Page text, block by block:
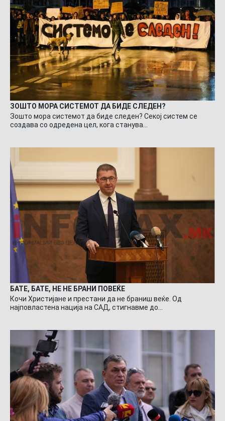
ЗОШТО МОРА СИСТЕМОТ ДА БИДЕ СЛЕДЕН?
Зошто мора системот да биде следен? Секој систем се
создава со одредена цел, кога станува…
БАТЕ, БАТЕ, НЕ НЕ БРАНИ ПОВЕЌЕ
Кочи Христијане и престани да не браниш веќе. Од
најповластена нација на САД, стигнавме до…